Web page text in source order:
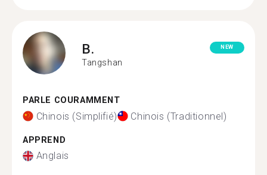
B.
Tangshan
NEW
PARLE COURAMMENT
Chinois (Simplifié) Chinois (Traditionnel)
APPREND
Anglais